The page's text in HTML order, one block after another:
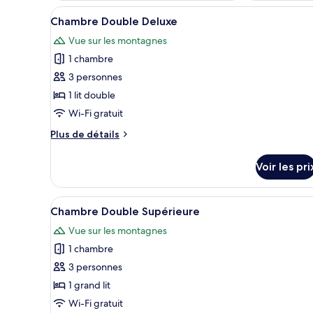
Afficher
toutes
les
photos
pour
ce
type
chambre :
Deluxe
Une chambre d’hôtel avec
4
Chambre Double Deluxe
Vue sur les montagnes
1 chambre
3 personnes
1 lit double
Wi-Fi gratuit
Plus de détails
Plus
le
type
de
Chambre
Double
Deluxe
Voir les
Afficher
toutes
les
photos
pour
ce
type
Une chambre d’hôtel avec
1
Chambre Double Supérieure
Vue sur les montagnes
1 chambre
3 personnes
1 grand lit
Wi-Fi gratuit